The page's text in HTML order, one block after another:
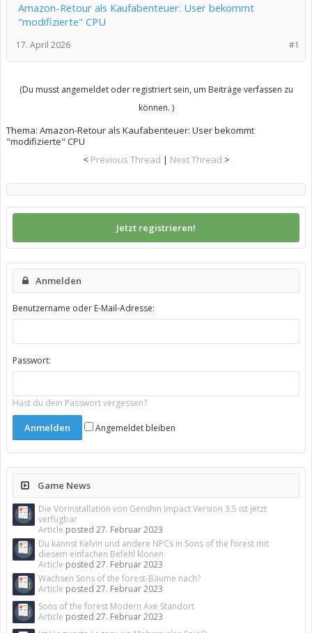
Amazon-Retour als Kaufabenteuer: User bekommt
"modifizierte" CPU
#1
17. April 2026
(Du musst angemeldet oder registriert sein, um Beiträge verfassen zu
können. )
Thema: Amazon-Retour als Kaufabenteuer: User bekommt
"modifizierte" CPU
< Previous Thread | Next Thread >
Jetzt registrieren!
Anmelden
Benutzername oder E-Mail-Adresse:
Passwort:
Hast du dein Passwort vergessen?
Angemeldet bleiben
Game News
Die Vorinstallation von Genshin Impact Version 3.5 ist jetzt
verfügbar
Article posted 27. Februar 2023
Du kannst Kelvin und andere NPCs in Sons of the forest mit
diesem einfachen Befehl klonen
Article posted 27. Februar 2023
Wachsen Sons of the forest-Bäume nach?
Article posted 27. Februar 2023
Sons of the forest Modern Axe Standort
Article posted 27. Februar 2023